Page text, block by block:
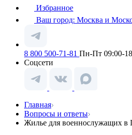
Избранное
Ваш город: Москва и
8 800 500-71-81 Пн-Пт 09:00-
Соцсети
Главная
Вопросы и ответы
Жилье для военнослужащих в